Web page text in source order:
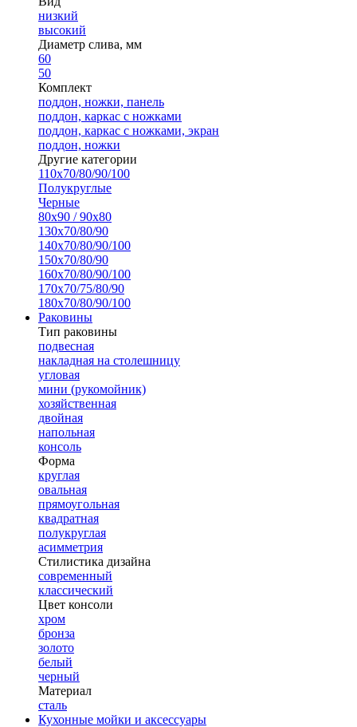
низкий
высокий
Диаметр слива, мм
60
50
Комплект
поддон, ножки, панель
поддон, каркас с ножками
поддон, каркас с ножками, экран
поддон, ножки
Другие категории
110х70/80/90/100
Полукруглые
Черные
80х90 / 90х80
130х70/80/90
140х70/80/90/100
150х70/80/90
160х70/80/90/100
170х70/75/80/90
180х70/80/90/100
Раковины
Тип раковины
подвесная
накладная на столешницу
угловая
мини (рукомойник)
хозяйственная
двойная
напольная
консоль
Форма
круглая
овальная
прямоугольная
квадратная
полукруглая
асимметрия
Стилистика дизайна
современный
классический
Цвет консоли
хром
бронза
золото
белый
черный
Материал
сталь
Кухонные мойки и аксессуары